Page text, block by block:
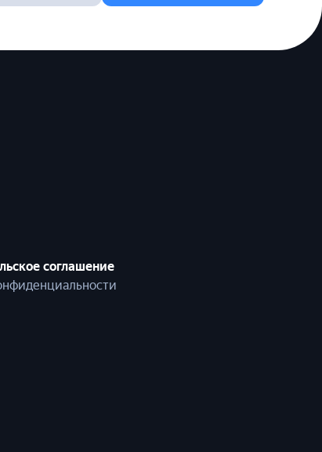
соглашение